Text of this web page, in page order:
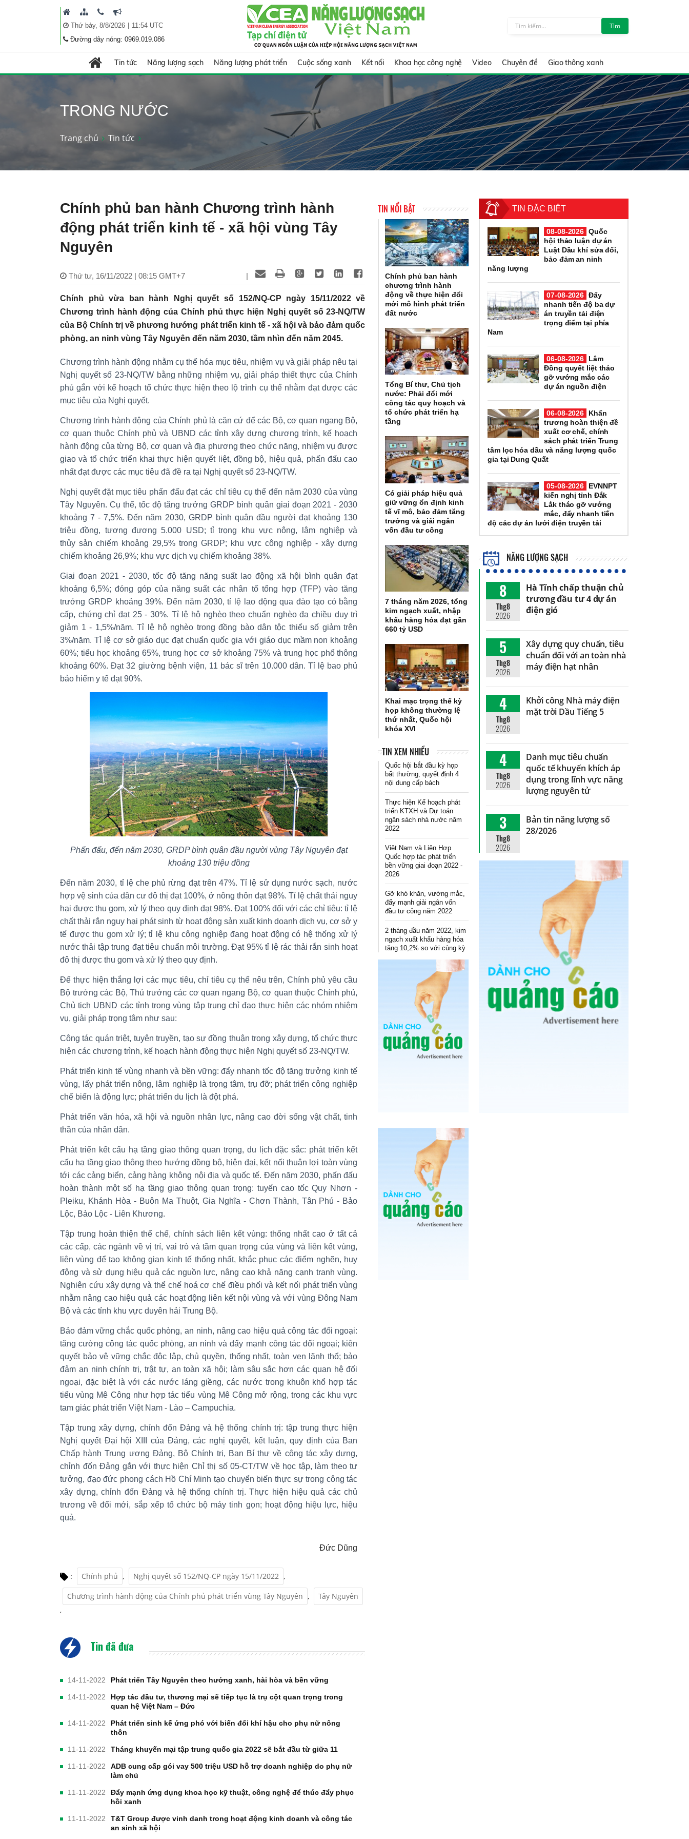
Thứ bảy, 8/8/2026| 11:54 UTC
Đường dây nóng: 0969.019.086
Tìm
Tin tức Năng lượng sạch Năng lượng phát triển Cuộc sống xanh Kết nối Khoa học công nghệ Video Chuyên đề Giao thông xanh
TRONG NƯỚC
Trang chủ Tin tức
Chính phủ ban hành Chương trình hành
động phát triển kinh tế - xã hội vùng Tây
Nguyên
Thứ tư, 16/11/2022 | 08:15 GMT+7 |
Chính phủ vừa ban hành Nghị quyết số 152/NQ-CP ngày 15/11/2022 về
Chương trình hành động của Chính phủ thực hiện Nghị quyết số 23-NQ/TW
của Bộ Chính trị về phương hướng phát triển kinh tế - xã hội và bảo đảm quốc
phòng, an ninh vùng Tây Nguyên đến năm 2030, tầm nhìn đến năm 2045.
Chương trình hành động nhằm cụ thể hóa mục tiêu, nhiệm vụ và giải pháp nêu tại
Nghị quyết số 23-NQ/TW bằng những nhiệm vụ, giải pháp thiết thực của Chính
phủ gắn với kế hoạch tổ chức thực hiện theo lộ trình cụ thể nhằm đạt được các
mục tiêu của Nghị quyết.
Chương trình hành động của Chính phủ là căn cứ để các Bộ, cơ quan ngang Bộ,
cơ quan thuộc Chính phủ và UBND các tỉnh xây dựng chương trình, kế hoạch
hành động của từng Bộ, cơ quan và địa phương theo chức năng, nhiệm vụ được
giao và tổ chức triển khai thực hiện quyết liệt, đồng bộ, hiệu quả, phấn đấu cao
nhất đạt được các mục tiêu đã đề ra tại Nghị quyết số 23-NQ/TW.
Nghị quyết đặt mục tiêu phấn đấu đạt các chỉ tiêu cụ thể đến năm 2030 của vùng
Tây Nguyên. Cụ thể, tốc độ tăng trưởng GRDP bình quân giai đoạn 2021 - 2030
khoảng 7 - 7,5%. Đến năm 2030, GRDP bình quân đầu người đạt khoảng 130
triệu đồng, tương đương 5.000 USD; tỉ trọng khu vực nông, lâm nghiệp và
thủy sản chiếm khoảng 29,5% trong GRDP; khu vực công nghiệp - xây dựng
chiếm khoảng 26,9%; khu vực dịch vụ chiếm khoảng 38%.
Giai đoạn 2021 - 2030, tốc độ tăng năng suất lao động xã hội bình quân đạt
khoảng 6,5%; đóng góp của năng suất các nhân tố tổng hợp (TFP) vào tăng
trưởng GRDP khoảng 39%. Đến năm 2030, tỉ lệ lao động qua đào tạo có bằng
cấp, chứng chỉ đạt 25 - 30%. Tỉ lệ hộ nghèo theo chuẩn nghèo đa chiều duy trì
giảm 1 - 1,5%/năm. Tỉ lệ hộ nghèo trong đồng bào dân tộc thiểu số giảm trên
3%/năm. Tỉ lệ cơ sở giáo dục đạt chuẩn quốc gia với giáo dục mầm non khoảng
60%; tiểu học khoảng 65%, trung học cơ sở khoảng 75% và trung học phổ thông
khoảng 60%. Đạt 32 giường bệnh viện, 11 bác sĩ trên 10.000 dân. Tỉ lệ bao phủ
bảo hiểm y tế đạt 90%.
Phấn đấu, đến năm 2030, GRDP bình quân đầu người vùng Tây Nguyên đạt
khoảng 130 triệu đồng
Đến năm 2030, tỉ lệ che phủ rừng đạt trên 47%. Tỉ lệ sử dụng nước sạch, nước
hợp vệ sinh của dân cư đô thị đạt 100%, ở nông thôn đạt 98%. Tỉ lệ chất thải nguy
hại được thu gom, xử lý theo quy định đạt 98%. Đạt 100% đối với các chỉ tiêu: tỉ lệ
chất thải rắn nguy hại phát sinh từ hoạt động sản xuất kinh doanh dịch vụ, cơ sở y
tế được thu gom xử lý; tỉ lệ khu công nghiệp đang hoạt động có hệ thống xử lý
nước thải tập trung đạt tiêu chuẩn môi trường. Đạt 95% tỉ lệ rác thải rắn sinh hoạt
đô thị được thu gom và xử lý theo quy định.
Để thực hiện thắng lợi các mục tiêu, chỉ tiêu cụ thể nêu trên, Chính phủ yêu cầu
Bộ trưởng các Bộ, Thủ trưởng các cơ quan ngang Bộ, cơ quan thuộc Chính phủ,
Chủ tịch UBND các tỉnh trong vùng tập trung chỉ đạo thực hiện các nhóm nhiệm
vụ, giải pháp trọng tâm như sau:
Công tác quán triệt, tuyên truyền, tạo sự đồng thuận trong xây dựng, tổ chức thực
hiện các chương trình, kế hoạch hành động thực hiện Nghị quyết số 23-NQ/TW.
Phát triển kinh tế vùng nhanh và bền vững: đẩy nhanh tốc độ tăng trưởng kinh tế
vùng, lấy phát triển nông, lâm nghiệp là trọng tâm, trụ đỡ; phát triển công nghiệp
chế biến là động lực; phát triển du lịch là đột phá.
Phát triển văn hóa, xã hội và nguồn nhân lực, nâng cao đời sống vật chất, tinh
thần của nhân dân.
Phát triển kết cấu hạ tầng giao thông quan trọng, du lịch đặc sắc: phát triển kết
cấu hạ tầng giao thông theo hướng đồng bộ, hiện đại, kết nối thuận lợi toàn vùng
tới các cảng biển, cảng hàng không nội địa và quốc tế. Đến năm 2030, phấn đấu
hoàn thành một số hạ tầng giao thông quan trọng: tuyến cao tốc Quy Nhơn -
Pleiku, Khánh Hòa - Buôn Ma Thuột, Gia Nghĩa - Chơn Thành, Tân Phú - Bảo
Lộc, Bảo Lộc - Liên Khương.
Tập trung hoàn thiện thể chế, chính sách liên kết vùng: thống nhất cao ở tất cả
các cấp, các ngành về vị trí, vai trò và tầm quan trọng của vùng và liên kết vùng,
liên vùng để tạo không gian kinh tế thống nhất, khắc phục các điểm nghẽn, huy
động và sử dụng hiệu quả các nguồn lực, nâng cao khả năng cạnh tranh vùng.
Nghiên cứu xây dựng và thể chế hoá cơ chế điều phối và kết nối phát triển vùng
nhằm nâng cao hiệu quả các hoạt động liên kết nội vùng và với vùng Đông Nam
Bộ và các tỉnh khu vực duyên hải Trung Bộ.
Bảo đảm vững chắc quốc phòng, an ninh, nâng cao hiệu quả công tác đối ngoại:
tăng cường công tác quốc phòng, an ninh và đẩy mạnh công tác đối ngoại; kiên
quyết bảo vệ vững chắc độc lập, chủ quyền, thống nhất, toàn vẹn lãnh thổ; bảo
đảm an ninh chính trị, trật tự, an toàn xã hội; làm sâu sắc hơn các quan hệ đối
ngoại, đặc biệt là với các nước láng giềng, các nước trong khuôn khổ hợp tác
tiểu vùng Mê Công như hợp tác tiểu vùng Mê Công mở rộng, trong các khu vực
tam giác phát triển Việt Nam - Lào – Campuchia.
Tập trung xây dựng, chỉnh đốn Đảng và hệ thống chính trị: tập trung thực hiện
Nghị quyết Đại hội XIII của Đảng, các nghị quyết, kết luận, quy định của Ban
Chấp hành Trung ương Đảng, Bộ Chính trị, Ban Bí thư về công tác xây dựng,
chỉnh đốn Đảng gắn với thực hiện Chỉ thị số 05-CT/TW về học tập, làm theo tư
tưởng, đạo đức phong cách Hồ Chí Minh tạo chuyển biến thực sự trong công tác
xây dựng, chỉnh đốn Đảng và hệ thống chính trị. Thực hiện hiệu quả các chủ
trương về đổi mới, sắp xếp tổ chức bộ máy tinh gọn; hoạt động hiệu lực, hiệu
quả.
Đức Dũng
: Chính phủ , Nghị quyết số 152/NQ-CP ngày 15/11/2022 ,
Chương trình hành động của Chính phủ phát triển vùng Tây Nguyên ,
Tây Nguyên
,
Tin đã đưa
14-11-2022 Phát triển Tây Nguyên theo hướng xanh, hài hòa và bền vững
14-11-2022
Hợp tác đầu tư, thương mại sẽ tiếp tục là trụ cột quan trọng trong
quan hệ Việt Nam – Đức
14-11-2022
Phát triển sinh kế ứng phó với biến đổi khí hậu cho phụ nữ nông
thôn
11-11-2022 Tháng khuyến mại tập trung quốc gia 2022 sẽ bắt đầu từ giữa 11
11-11-2022
ADB cung cấp gói vay 500 triệu USD hỗ trợ doanh nghiệp do phụ nữ
làm chủ
11-11-2022
Đẩy mạnh ứng dụng khoa học kỹ thuật, công nghệ để thúc đẩy phục
hồi xanh
11-11-2022
T&T Group được vinh danh trong hoạt động kinh doanh và công tác
an sinh xã hội
TIN NỔI BẬT
Chính phủ ban hành
chương trình hành
động về thực hiện đổi
mới mô hình phát triển
đất nước
Tổng Bí thư, Chủ tịch
nước: Phải đổi mới
công tác quy hoạch và
tổ chức phát triển hạ
tầng
Có giải pháp hiệu quả
giữ vững ổn định kinh
tế vĩ mô, bảo đảm tăng
trưởng và giải ngân
vốn đầu tư công
7 tháng năm 2026, tổng
kim ngạch xuất, nhập
khẩu hàng hóa đạt gần
660 tỷ USD
Khai mạc trọng thể kỳ
họp không thường lệ
thứ nhất, Quốc hội
khóa XVI
TIN XEM NHIỀU
Quốc hội bắt đầu kỳ họp
bất thường, quyết định 4
nội dung cấp bách
Thực hiện Kế hoạch phát
triển KTXH và Dự toán
ngân sách nhà nước năm
2022
Việt Nam và Liên Hợp
Quốc hợp tác phát triển
bền vững giai đoạn 2022 -
2026
Gỡ khó khăn, vướng mắc,
đẩy mạnh giải ngân vốn
đầu tư công năm 2022
2 tháng đầu năm 2022, kim
ngạch xuất khẩu hàng hóa
tăng 10,2% so với cùng kỳ
TIN ĐẶC BIỆT
08-08-2026 Quốc
hội thảo luận dự án
Luật Dầu khí sửa đổi,
bảo đảm an ninh
năng lượng
07-08-2026 Đẩy
nhanh tiến độ ba dự
án truyền tải điện
trọng điểm tại phía
Nam
06-08-2026
Lâm
Đồng quyết liệt tháo
gỡ vướng mắc các
dự án nguồn điện
06-08-2026
Khẩn
trương hoàn thiện đề
xuất cơ chế, chính
sách phát triển Trung
tâm lọc hóa dầu và năng lượng quốc
gia tại Dung Quất
05-08-2026
EVNNPT
kiến nghị tỉnh Đắk
Lắk tháo gỡ vướng
mắc, đẩy nhanh tiến
độ các dự án lưới điện truyền tải
NĂNG LƯỢNG SẠCH
8
Thg8
2026
Hà Tĩnh chấp thuận chủ
trương đầu tư 4 dự án
điện gió
5
Thg8
2026
Xây dựng quy chuẩn, tiêu
chuẩn đối với an toàn nhà
máy điện hạt nhân
4
Thg8
2026
Khởi công Nhà máy điện
mặt trời Dầu Tiếng 5
4
Thg8
2026
Danh mục tiêu chuẩn
quốc tế khuyến khích áp
dụng trong lĩnh vực năng
lượng nguyên tử
3
Thg8
2026
Bản tin năng lượng số
28/2026